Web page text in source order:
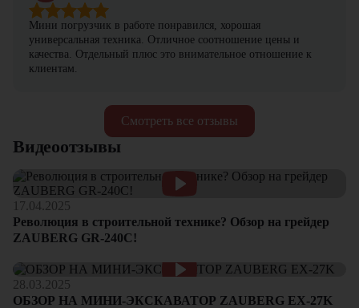
Смотреть все отзывы
Мини погрузчик в работе понравился, хорошая
универсальная техника. Отличное соотношение цены и
качества. Отдельный плюс это внимательное отношение к
клиентам.
Видеоотзывы
17.04.2025
Революция в строительной технике? Обзор на грейдер
ZAUBERG GR-240C!
28.03.2025
ОБЗОР НА МИНИ-ЭКСКАВАТОР ZAUBERG EX-27K